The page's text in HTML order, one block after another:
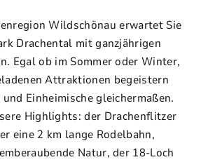
Wildschönau erwartet Sie
Drachental mit ganzjährigen
Egal ob im Sommer oder Winter,
Attraktionen begeistern
Einheimische gleichermaßen.
Highlights: der Drachenflitzer
eine 2 km lange Rodelbahn,
Natur, der 18-Loch